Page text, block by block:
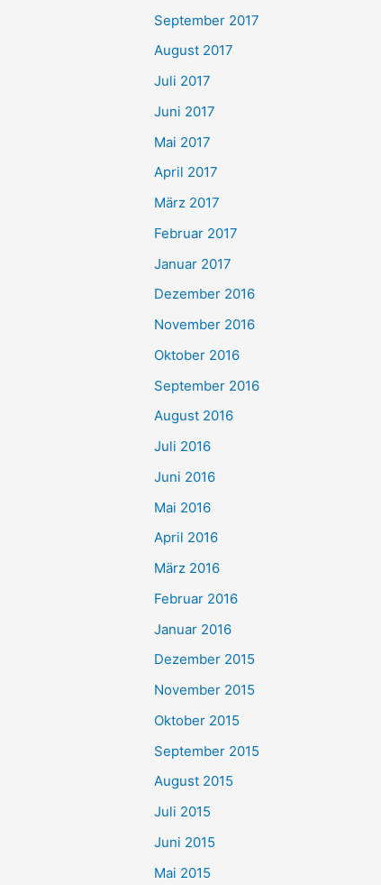
September 2017
August 2017
Juli 2017
Juni 2017
Mai 2017
April 2017
März 2017
Februar 2017
Januar 2017
Dezember 2016
November 2016
Oktober 2016
September 2016
August 2016
Juli 2016
Juni 2016
Mai 2016
April 2016
März 2016
Februar 2016
Januar 2016
Dezember 2015
November 2015
Oktober 2015
September 2015
August 2015
Juli 2015
Juni 2015
Mai 2015